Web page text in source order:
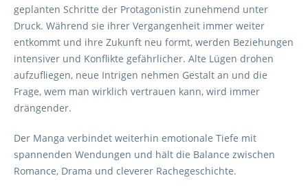
geplanten Schritte der Protagonistin zunehmend unter
Druck. Während sie ihrer Vergangenheit immer weiter
entkommt und ihre Zukunft neu formt, werden Beziehungen
intensiver und Konflikte gefährlicher. Alte Lügen drohen
aufzufliegen, neue Intrigen nehmen Gestalt an und die
Frage, wem man wirklich vertrauen kann, wird immer
drängender.
Der Manga verbindet weiterhin emotionale Tiefe mit
spannenden Wendungen und hält die Balance zwischen
Romance, Drama und cleverer Rachegeschichte.